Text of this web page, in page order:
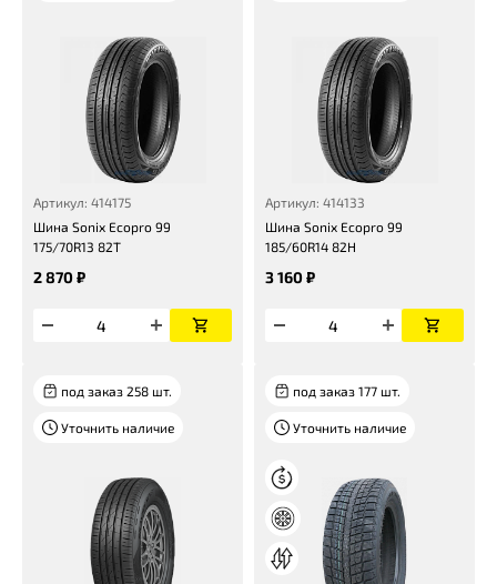
Артикул: 414175
Шина Sonix Ecopro 99
175/70R13 82T
2 870 ₽
Артикул: 414133
Шина Sonix Ecopro 99
185/60R14 82H
3 160 ₽
под заказ 258 шт.
Уточнить наличие
под заказ 177 шт.
Уточнить наличие